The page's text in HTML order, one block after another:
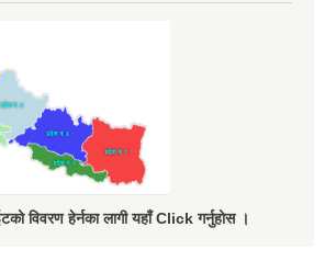
विवरण हेर्नका लागी यहाँ Click गर्नुहोस ।